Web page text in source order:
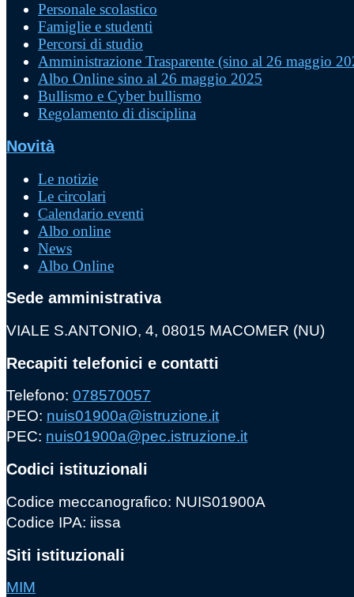
Personale scolastico
Famiglie e studenti
Percorsi di studio
Amministrazione Trasparente (sino al 26 maggio
Albo Online sino al 26 maggio 2025
Bullismo e Cyber bullismo
Regolamento di disciplina
Novità
Le notizie
Le circolari
Calendario eventi
Albo online
News
Albo Online
Sede amministrativa
VIALE S.ANTONIO, 4, 08015 MACOMER (NU)
Recapiti telefonici e contatti
Telefono: 078570057
PEO: nuis01900a@istruzione.it
PEC: nuis01900a@pec.istruzione.it
Codici istituzionali
Codice meccanografico: NUIS01900A
Codice IPA: iissa
Siti istituzionali
MIM